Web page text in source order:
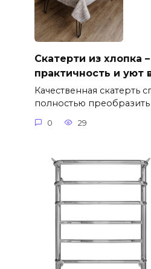
Скатерти из хлопка
практичность и
Качественная скатерть
полностью преобразить
0 29